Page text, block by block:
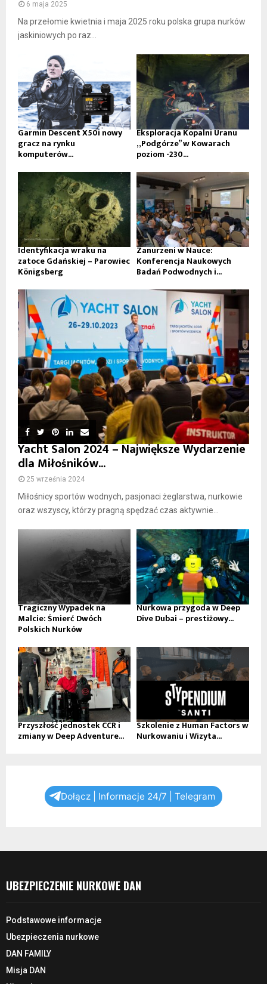
6 maja 2025
Na przełomie kwietnia i maja 2025 roku polska grupa nurków
jaskiniowych po raz...
Garmin Descent X50i nowy
gracz na rynku
komputerów...
Eksploracja Kopalni Uranu
„Podgórze” w Kowarach
poziom -230...
Identyfikacja wraku na
zatoce Gdańskiej – Parowiec
Königsberg
Zanurzeni w Nauce:
Konferencja Naukowych
Badań Podwodnych i...
Yacht Salon 2024 – Największe Wydarzenie
dla Miłośników...
25 września 2024
Miłośnicy sportów wodnych, pasjonaci żeglarstwa, nurkowie
oraz wszyscy, którzy pragną spędzać czas aktywnie...
Tragiczny Wypadek na
Malcie: Śmierć Dwóch
Polskich Nurków
Nurkowa przygoda w Deep
Dive Dubai – prestiżowy...
Przyszłość jednostek CCR i
zmiany w Deep Adventure...
Szkolenie z Human Factors w
Nurkowaniu i Wizyta...
Dołącz | Informacje 24/7 | Telegram
UBEZPIECZENIE NURKOWE DAN
Podstawowe informacje
Ubezpieczenia nurkowe
DAN FAMILY
Misja DAN